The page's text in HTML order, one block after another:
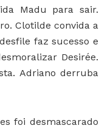
Madu para sair.
Clotilde convida a
faz sucesso e
Desirée.
Adriano derruba
foi desmascarado